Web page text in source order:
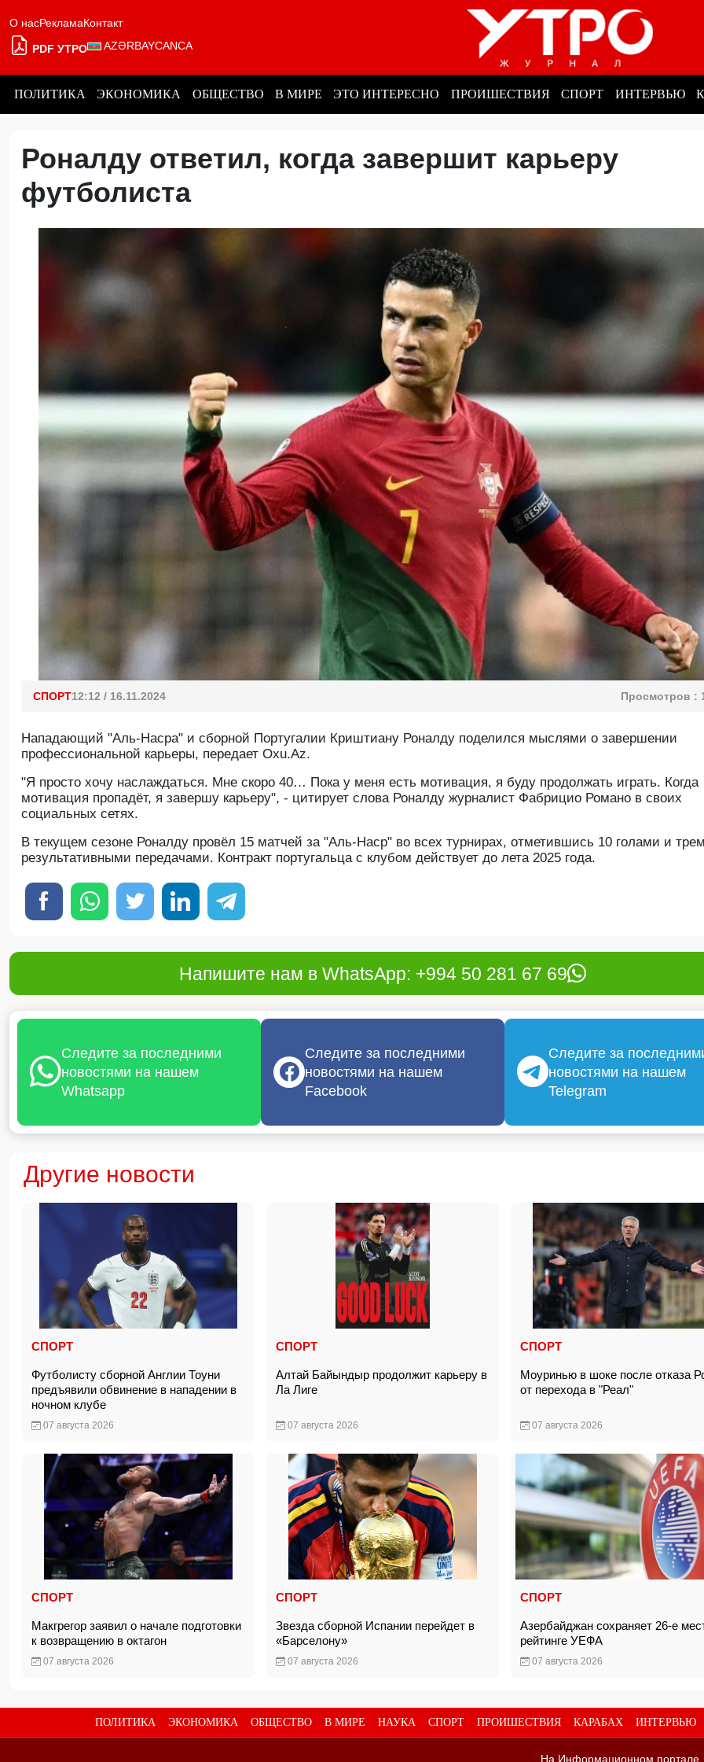
О насРекламаКонтакт
PDF УТРО AZƏRBAYCANCA
ПОЛИТИКА ЭКОНОМИКА ОБЩЕСТВО В МИРЕ ЭТО ИНТЕРЕСНО ПРОИШЕСТВИЯ СПОРТ ИНТЕРВЬЮ
Роналду ответил, когда завершит карьеру
футболиста
СПОРТ12:12 / 16.11.2024 Просмотров :
Нападающий "Аль-Насра" и сборной Португалии Криштиану Роналду поделился мыслями о завершении
профессиональной карьеры, передает Oxu.Az.
"Я просто хочу наслаждаться. Мне скоро 40… Пока у меня есть мотивация, я буду продолжать играть. Когда
мотивация пропадёт, я завершу карьеру", - цитирует слова Роналду журналист Фабрицио Романо в своих
социальных сетях.
В текущем сезоне Роналду провёл 15 матчей за "Аль-Наср" во всех турнирах, отметившись 10 голами и
результативными передачами. Контракт португальца с клубом действует до лета 2025 года.
Напишите нам в WhatsApp: +994 50 281 67 69
Следите за последними
новостями на нашем
Whatsapp
Следите за последними
новостями на нашем
Facebook
Следите за
новостями на нашем
Telegram
Другие новости
СПОРТ
Футболисту сборной Англии Тоуни
предъявили обвинение в нападении в
ночном клубе
07 августа 2026
СПОРТ
Алтай Байындыр продолжит карьеру в
Ла Лиге
07 августа 2026
СПОРТ
Моуринью в шоке после отказа
от перехода в "Реал"
07 августа 2026
СПОРТ
Макгрегор заявил о начале подготовки
к возвращению в октагон
07 августа 2026
СПОРТ
Звезда сборной Испании перейдет в
«Барселону»
07 августа 2026
СПОРТ
Азербайджан сохраняет 26-е
рейтинге УЕФА
07 августа 2026
ПОЛИТИКА ЭКОНОМИКА ОБЩЕСТВО В МИРЕ НАУКА СПОРТ ПРОИШЕСТВИЯ КАРАБАХ ИНТЕРВЬЮ
На Информационном портале